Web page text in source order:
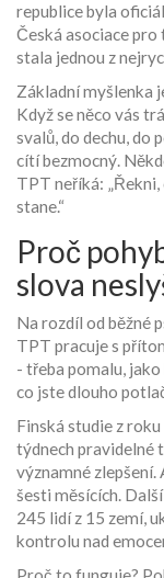
republice byla
Česká asociace
stala jednou z
Základní myšlenka
Když se něco vás
svalů, do dechu, do
cítí bezmocný.
TPT neříká: „Řekni,
stane.“
Proč
slova
Na rozdíl od běžné
TPT pracuje s
- třeba pomalu,
co jste dlouho
Finská studie z
týdnech pravidelné
významné
šesti měsících.
245 lidí z 15 zemí,
kontrolu nad